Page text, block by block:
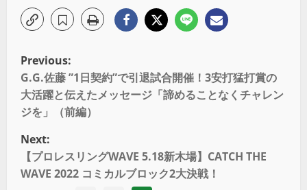
Previous:
G.G.佐藤 ”1日契約”で引退試合開催！3安打猛打賞の
大活躍と伝えたメッセージ「諦めることなくチャレン
ジを」（前編）
Next:
【プロレスリングWAVE 5.18新木場】CATCH THE
WAVE 2022 コミカルブロック2大決戦！